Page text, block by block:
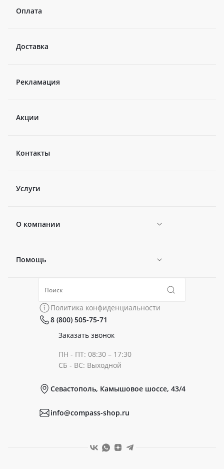
Оплата
Доставка
Рекламация
Акции
Контакты
Услуги
О компании
Новости
Политика конфиденциальности
Помощь
Коллекции
Политика конфиденциальности
8 (800) 505-75-71
Заказать звонок
ПН - ПТ: 08:30 – 17:30
СБ - ВС: Выходной
Севастополь, Камышовое шоссе, 43/4
info@compass-shop.ru